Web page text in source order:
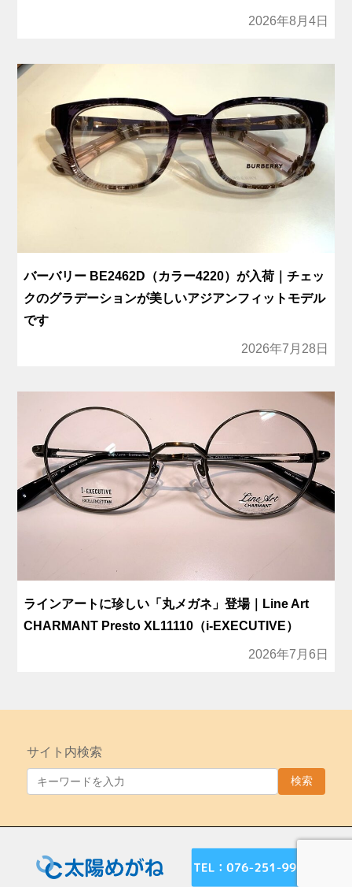
2026年8月4日
バーバリー BE2462D（カラー4220）が入荷｜チェッ
クのグラデーションが美しいアジアンフィットモデル
です
2026年7月28日
ラインアートに珍しい「丸メガネ」登場｜Line Art
CHARMANT Presto XL11110（i-EXECUTIVE）
2026年7月6日
サイト内検索
検索